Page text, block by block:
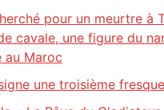
pour un meurtre à
cavale, une figure du
au Maroc
une troisième